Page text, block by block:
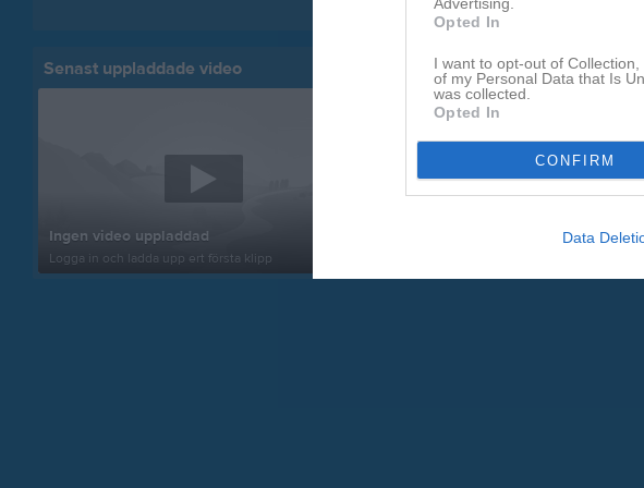
Opted In
I want to opt-out of
of my Personal Data that Is
was collected.
Opted In
CONFIRM
Data
Visa fler nyheter
Senast uppladdade video
Ingen video uppladdad
Logga in och ladda upp ert första klipp
Senast uppdaterade album
Logga in som administratör och skapa